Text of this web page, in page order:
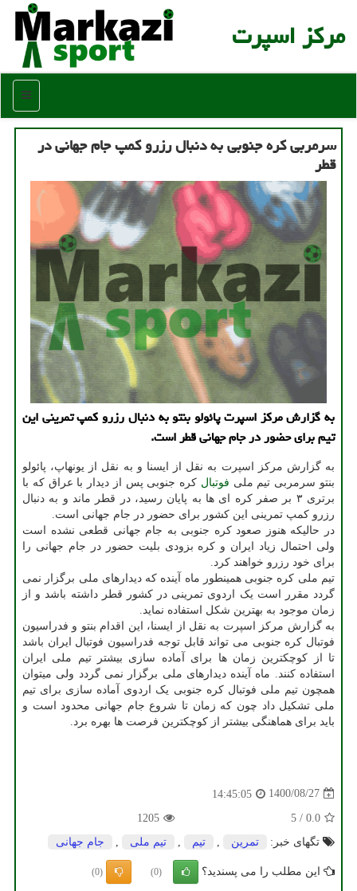
مركز اسپرت
منو
سرمربی کره جنوبی به دنبال رزرو کمپ جام جهانی در
قطر
به گزارش مرکز اسپرت پائولو بنتو به دنبال رزرو کمپ تمرینی این
تیم برای حضور در جام جهانی قطر است.
به گزارش مرکز اسپرت به نقل از ایسنا و به نقل از یونهاپ، پائولو
بنتو سرمربی تیم ملی فوتبال کره جنوبی پس از دیدار با عراق که با
برتری ۳ بر صفر کره ای ها به پایان رسید، در قطر ماند و به دنبال
رزرو کمپ تمرینی این کشور برای حضور در جام جهانی است.
در حالیکه هنوز صعود کره جنوبی به جام جهانی قطعی نشده است
ولی احتمال زیاد ایران و کره بزودی بلیت حضور در جام جهانی را
برای خود رزرو خواهند کرد.
تیم ملی کره جنوبی همینطور ماه آینده که دیدارهای ملی برگزار نمی
گردد مقرر است یک اردوی تمرینی در کشور قطر داشته باشد و از
زمان موجود به بهترین شکل استفاده نماید.
به گزارش مرکز اسپرت به نقل از ایسنا، این اقدام بنتو و فدراسیون
فوتبال کره جنوبی می تواند قابل توجه فدراسیون فوتبال ایران باشد
تا از کوچکترین زمان ها برای آماده سازی بیشتر تیم ملی ایران
استفاده کنند. ماه آینده دیدارهای ملی برگزار نمی گردد ولی میتوان
همچون تیم ملی فوتبال کره جنوبی یک اردوی آماده سازی برای تیم
ملی تشکیل داد چون که زمان تا شروع جام جهانی محدود است و
باید برای هماهنگی بیشتر از کوچکترین فرصت ها بهره برد.
1400/08/27
14:45:05
0.0
/
5
1205
تگهای خبر:
تمرین تیم تیم ملی جام جهانی
این مطلب را می پسندید؟ (0)
(0)